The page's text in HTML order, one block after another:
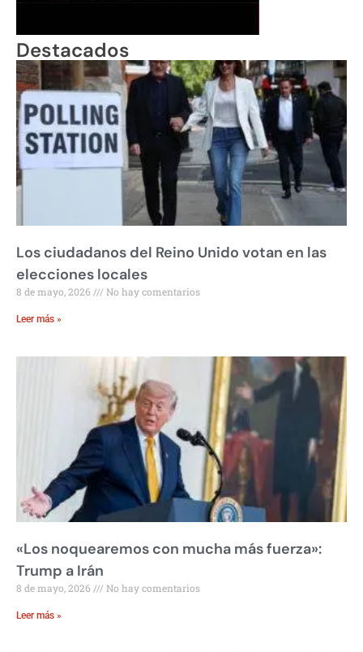
Destacados
Los ciudadanos del Reino Unido votan en las
elecciones locales
8 de mayo, 2026 No hay comentarios
Leer más »
«Los noquearemos con mucha más fuerza»:
Trump a Irán
8 de mayo, 2026 No hay comentarios
Leer más »